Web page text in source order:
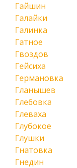
Гайшин
Галайки
Галинка
Гатное
Гвоздов
Гейсиха
Германовка
Гланышев
Глебовка
Глеваха
Глубокое
Глушки
Гнатовка
Гнедин